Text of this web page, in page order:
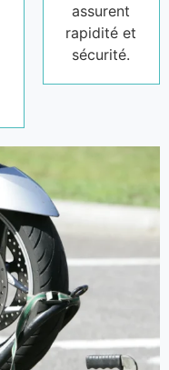
assurent
rapidité et
sécurité.